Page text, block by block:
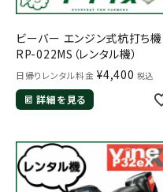
ビーバー エンジン式杭打ち機
RP-022MS（レンタル機）
日帰りレンタル料金 ¥4,400 税込
詳細を見る